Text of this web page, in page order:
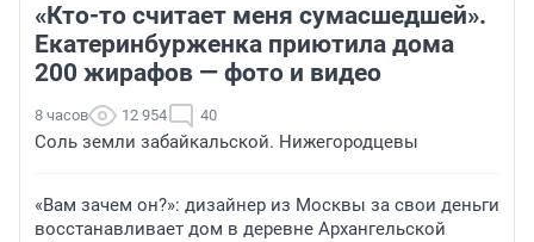
«Кто-то считает меня сумасшедшей».
Екатеринбурженка приютила дома
200 жирафов — фото и видео
8 часов 12 954 40
Соль земли забайкальской. Нижегородцевы
«Вам зачем он?»: дизайнер из Москвы за свои деньги
восстанавливает дом в деревне Архангельской